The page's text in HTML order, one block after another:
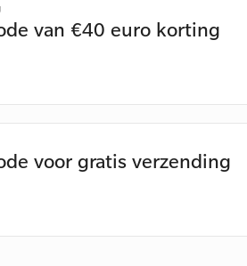
van €40 euro korting
voor gratis verzending